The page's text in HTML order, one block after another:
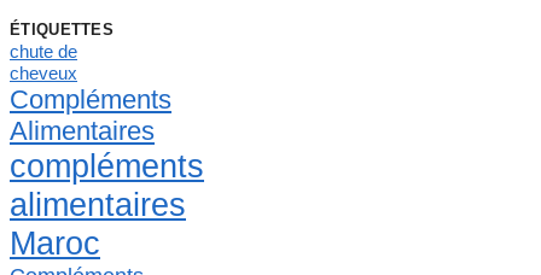
ÉTIQUETTES
chute de
cheveux
Compléments
Alimentaires
compléments
alimentaires
Maroc